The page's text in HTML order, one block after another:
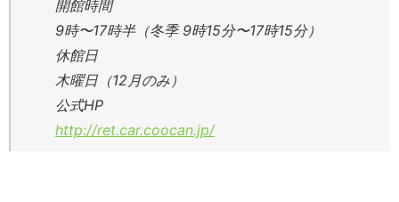
開館時間
9時〜17時半（冬季 9時15分〜17時15分）
休館日
木曜日（12月のみ）
公式HP
http://ret.car.coocan.jp/